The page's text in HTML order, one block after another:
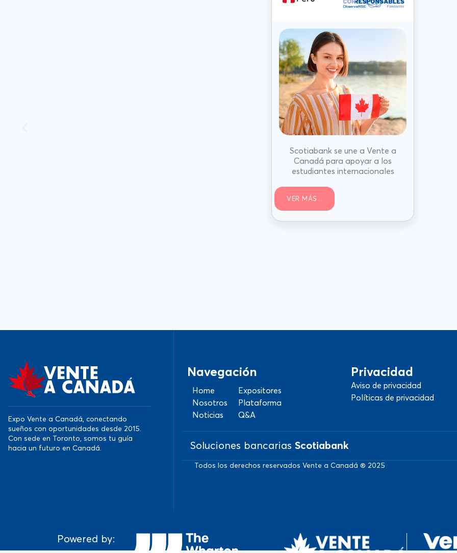
Scotiabank se une a Vente a
Canadá para apoyar a los
estudiantes internacionales
VER MÁS...
Expo Vente a Canadá, conectando
sueños con oportunidades desde 2015.
Con sede en Toronto, somos tu guía
hacia un futuro en Canadá.
Navegación
Home
Nosotros
Noticias
Expositores
Plataforma
Q&A
Privacidad
Aviso de privacidad
Políticas de privacidad
Soluciones bancarias Scotiabank
Todos los derechos reservados Vente a Canadá ® 2025
Powered by: